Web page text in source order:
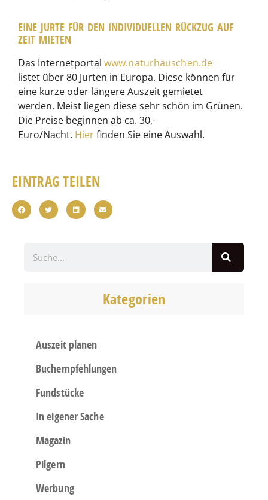
EINE JURTE FÜR DEN INDIVIDUELLEN RÜCKZUG AUF
ZEIT MIETEN
Das Internetportal www.naturhäuschen.de
listet über 80 Jurten in Europa. Diese können für
eine kurze oder längere Auszeit gemietet
werden. Meist liegen diese sehr schön im Grünen.
Die Preise beginnen ab ca. 30,-
Euro/Nacht. Hierfinden Sie eine Auswahl.
EINTRAG TEILEN
Kategorien
Auszeit planen
Buchempfehlungen
Fundstücke
In eigener Sache
Magazin
Pilgern
Werbung